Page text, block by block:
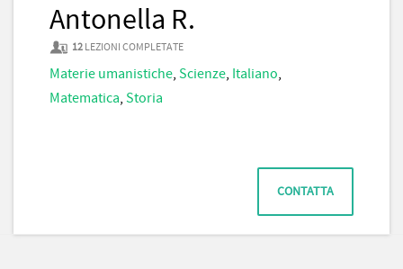
Antonella R.
12 LEZIONI COMPLETATE
Materie umanistiche, Scienze, Italiano,
Matematica, Storia
CONTATTA